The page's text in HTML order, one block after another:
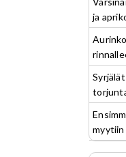
ja
myytiin